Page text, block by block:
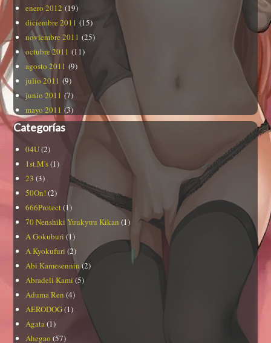
enero 2012 (19)
diciembre 2011 (15)
noviembre 2011 (25)
octubre 2011 (11)
agosto 2011 (9)
julio 2011 (9)
junio 2011 (7)
mayo 2011 (3)
Categorías
04U(2)
1st.M's(1)
23 (3)
50On! (2)
666Protect(1)
70 Nenshiki Yuukyuu Kikan (1)
A Gokuburi (1)
A Kyokufuri (2)
Abi Kamesennin(2)
Abradeli Kami (5)
Aduma Ren (4)
AERODOG(1)
Agata(1)
Ahegao (57)